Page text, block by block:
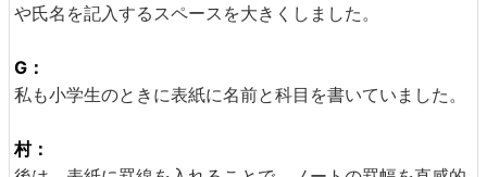
や氏名を記入するスペースを大きくしました。
G：
私も小学生のときに表紙に名前と科目を書いていました。
村：